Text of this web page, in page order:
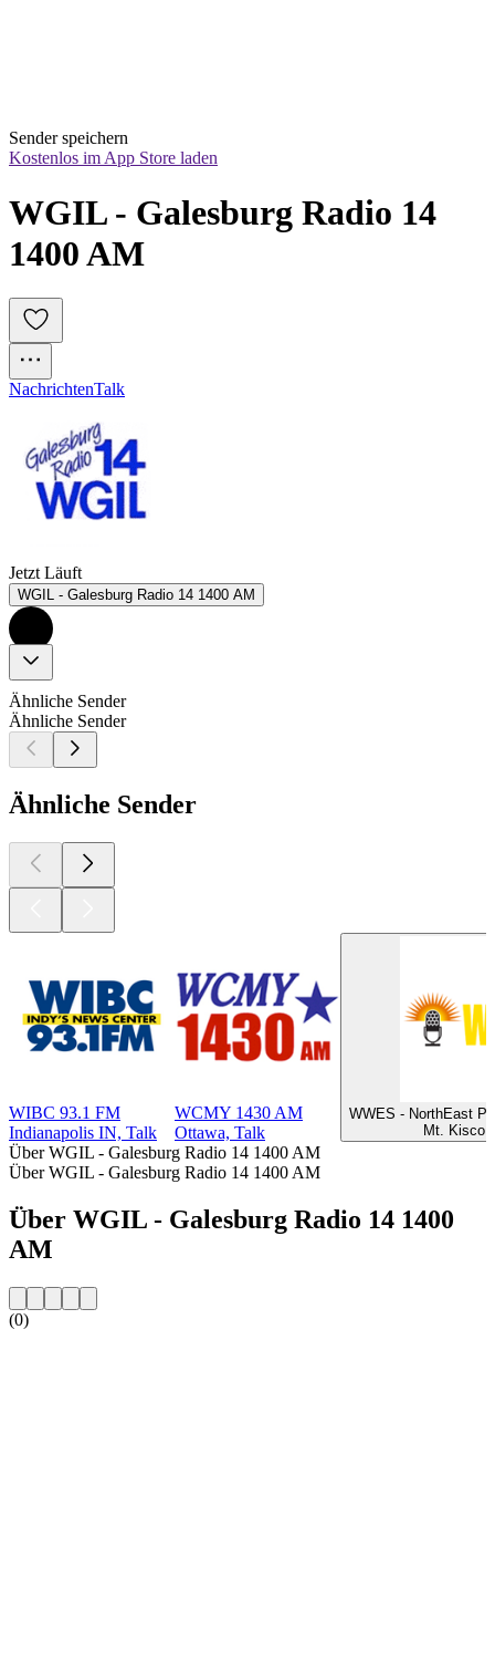
Sender speichern
Kostenlos im App Store laden
WGIL - Galesburg Radio 14
1400 AM
NachrichtenTalk
Jetzt Läuft
WGIL - Galesburg Radio 14 1400 AM
Ähnliche Sender
Ähnliche Sender
Ähnliche Sender
WIBC 93.1 FM
Indianapolis IN, Talk
WCMY 1430 AM
Ottawa, Talk
WWES - NorthEast
Mt. Kisco
Über WGIL - Galesburg Radio 14 1400 AM
Über WGIL - Galesburg Radio 14 1400 AM
Über WGIL - Galesburg Radio 14 1400
AM
(0)